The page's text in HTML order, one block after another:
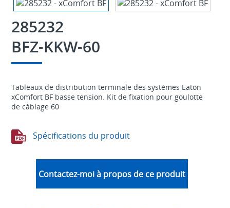
285232
BFZ-KKW-60
Tableaux de distribution terminale des systèmes Eaton
xComfort BF basse tension. Kit de fixation pour goulotte
de câblage 60
Spécifications du produit
Contactez-moi à propos de ce produit